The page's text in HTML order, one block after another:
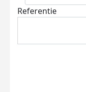
Referentie